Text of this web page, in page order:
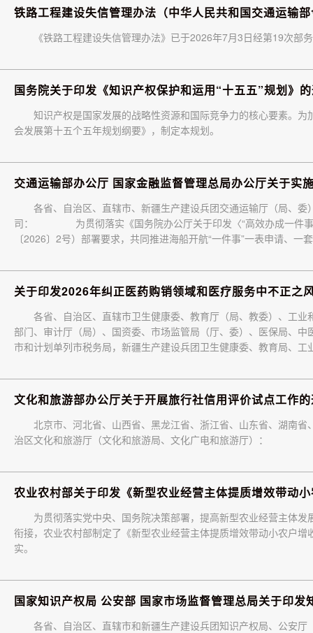
铁路工程建设失信管理办法（中华人民共和国交通运输
《铁路工程建设失信管理办法》已于2026年7月3日经第19次部
国务院关于印发《知识产权保护和运用“十五五”规划》
知识产权是国家发展的战略性资源和国际竞争力的核心要素。
会发展第十五个五年规划纲要》，制定本规划。
交通运输部办公厅 国家金融监督管理总局办公厅关于实
各省、自治区、直辖市、新疆生产建设兵团交通运输厅（局、
司： 为贯彻落实《国务院办公厅关于印发〈“高效办成一件事
〔2026〕2号）部署要求，共同推进海船开航“一件事”一表申请、
关于印发2026年纠正医药购销领域和医疗服务中不正之
各省、自治区、直辖市卫生健康委、教育厅（局、教委）、工
部门、审计厅（局）、国资委、市场监管局（厅、委）、医保局、
市和计划单列市税务局，新疆生产建设兵团卫生健康委、教育局、
实际，认真贯彻执行。
文化和旅游部办公厅关于开展旅行社信用评价试点工作
北京市、河北省、山西省、黑龙江省、浙江省、山东省、湖南
治区文化和旅游厅（文化和旅游局、文化广电和旅游厅）：
农业农村部关于印发《新型农业经营主体提质增效带动
为贯彻落实党中央、国务院决策部署，提高新型农业经营主体
衔接，农业农村部制定了《新型农业经营主体提质增效带动小农户
实。
国家知识产权局 公安部 国家市场监督管理总局关于印
各省、自治区、直辖市和新疆生产建设兵团知识产权局、公